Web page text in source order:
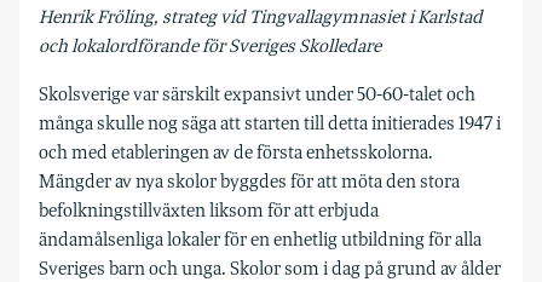
Henrik Fröling, strateg vid Tingvallagymnasiet i Karlstad
och lokalordförande för Sveriges Skolledare
Skolsverige var särskilt expansivt under 50-60-talet och
många skulle nog säga att starten till detta initierades 1947 i
och med etableringen av de första enhetsskolorna.
Mängder av nya skolor byggdes för att möta den stora
befolkningstillväxten liksom för att erbjuda
ändamålsenliga lokaler för en enhetlig utbildning för alla
Sveriges barn och unga. Skolor som i dag på grund av ålder